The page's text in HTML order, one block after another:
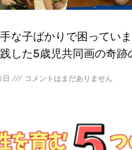
手な子ばかりで困ってい
した5歳児共同画の奇跡
コメントはまだありません